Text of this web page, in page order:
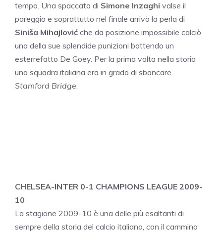
tempo. Una spaccata di Simone Inzaghi valse il
pareggio e soprattutto nel finale arrivò la perla di
Siniša Mihajlović che da posizione impossibile calciò
una della sue splendide punizioni battendo un
esterrefatto De Goey. Per la prima volta nella storia
una squadra italiana era in grado di sbancare
Stamford Bridge.
CHELSEA-INTER 0-1 CHAMPIONS LEAGUE 2009-
10
La stagione 2009-10 è una delle più esaltanti di
sempre della storia del calcio italiano, con il cammino